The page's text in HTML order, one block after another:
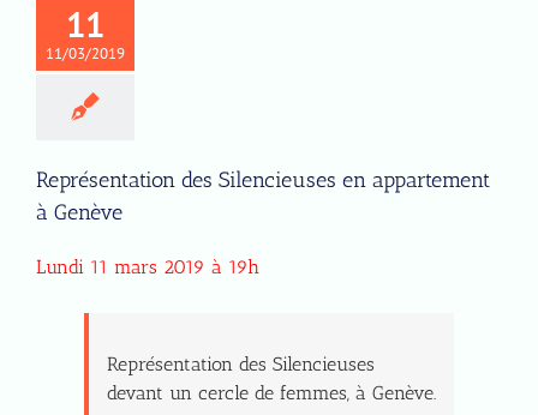
11
11/03/2019
Représentation des Silencieuses en appartement
à Genève
Lundi 11 mars 2019 à 19h
Représentation des Silencieuses
devant un cercle de femmes, à Genève.